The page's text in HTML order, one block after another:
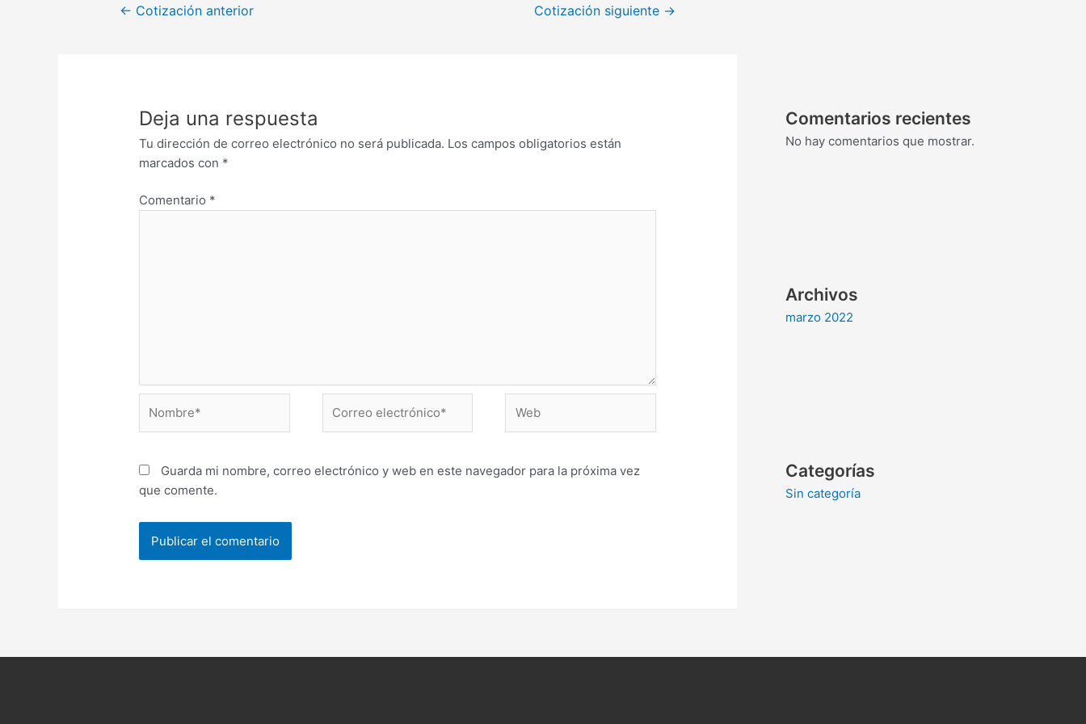
← Cotización anterior Cotización siguiente →
Deja una respuesta
Tu dirección de correo electrónico no será publicada. Los campos obligatorios están
marcados con *
Comentario *
electrónico*
Guarda mi nombre, correo electrónico y web en este navegador para la próxima vez
que comente.
Comentarios recientes
No hay comentarios que mostrar.
Archivos
marzo 2022
Categorías
Sin categoría